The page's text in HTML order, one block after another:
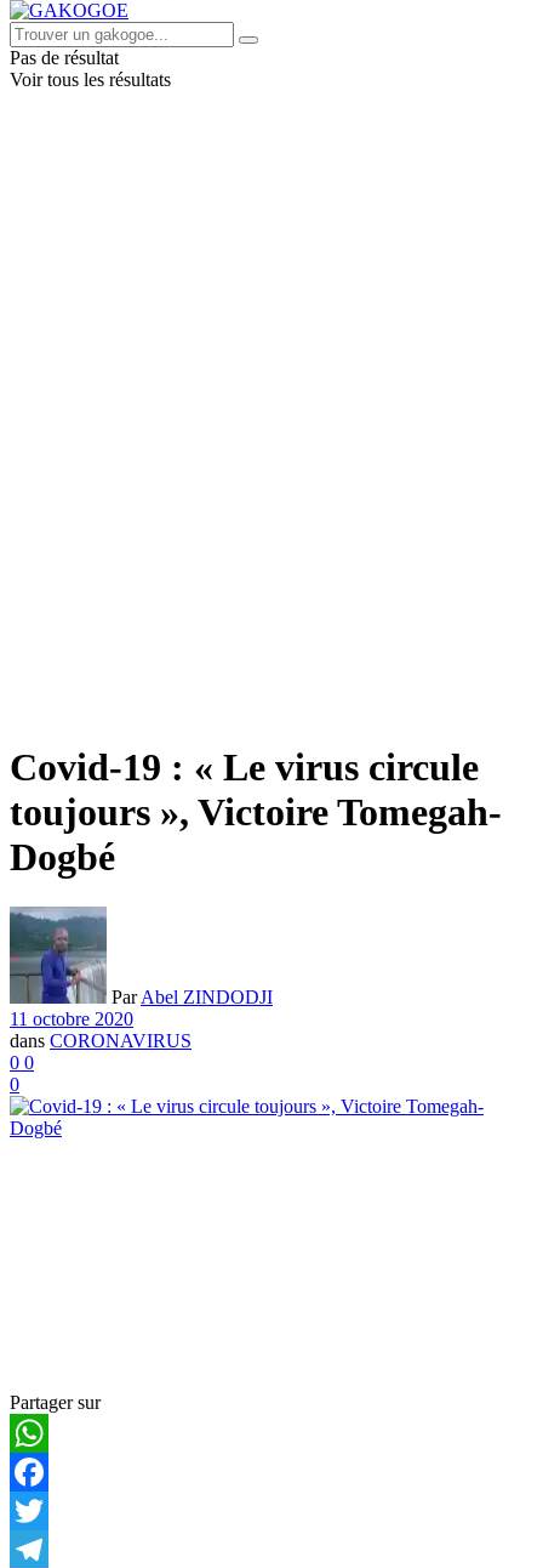
Pas de résultat
Voir tous les résultats
Covid-19 : « Le virus circule
toujours », Victoire Tomegah-
Dogbé
Par Abel ZINDODJI
11 octobre 2020
dans CORONAVIRUS
0 0
0
Partager sur
WhatsApp
Facebook
Twitter